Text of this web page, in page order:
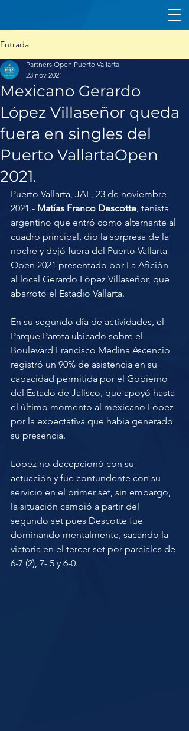
Entrada
Mexicano Gerardo
López Villaseñor queda
fuera en singles del
Puerto VallartaOpen
2021.
Partners Open Puerto Vallarta
23 nov 2021
Puerto Vallarta, JAL, 23 de noviembre
2021.- Matías Franco Descotte, tenista
argentino que entró como alternante al
cuadro principal, dio la sorpresa de la
noche y dejó fuera del Puerto Vallarta
Open 2021 presentado por La Afición
al local Gerardo López Villaseñor, que
abarrotó el Estadio Vallarta.
En su segundo día de actividades, el
Parque Parota ubicado sobre el
Boulevard Francisco Medina Ascencio
registró un 90% de asistencia en su
capacidad permitida por el Gobierno
del Estado de Jalisco, que apoyó hasta
el último momento al mexicano López
por la expectativa que había generado
su presencia.
López no decepcionó con su
actuación y fue contundente con su
servicio en el primer set, sin embargo,
la situación cambió a partir del
segundo set pues Descotte fue
dominando mentalmente, sacando la
victoria en el tercer set por parciales de
6-7 (2), 7- 5 y 6-0.